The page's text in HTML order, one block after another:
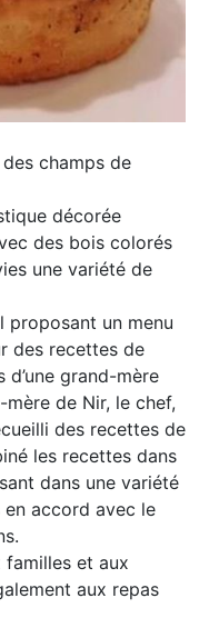
champs de
décorée
des bois colorés
une variété de
proposant un menu
des recettes de
d’une grand-mère
de Nir, le chef,
des recettes de
les recettes dans
dans une variété
accord avec le
et aux
aux repas